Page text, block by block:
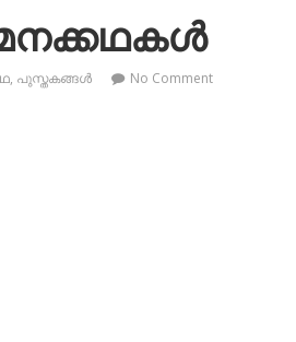
, പുസ്തകങ്ങള്‍ No Comment